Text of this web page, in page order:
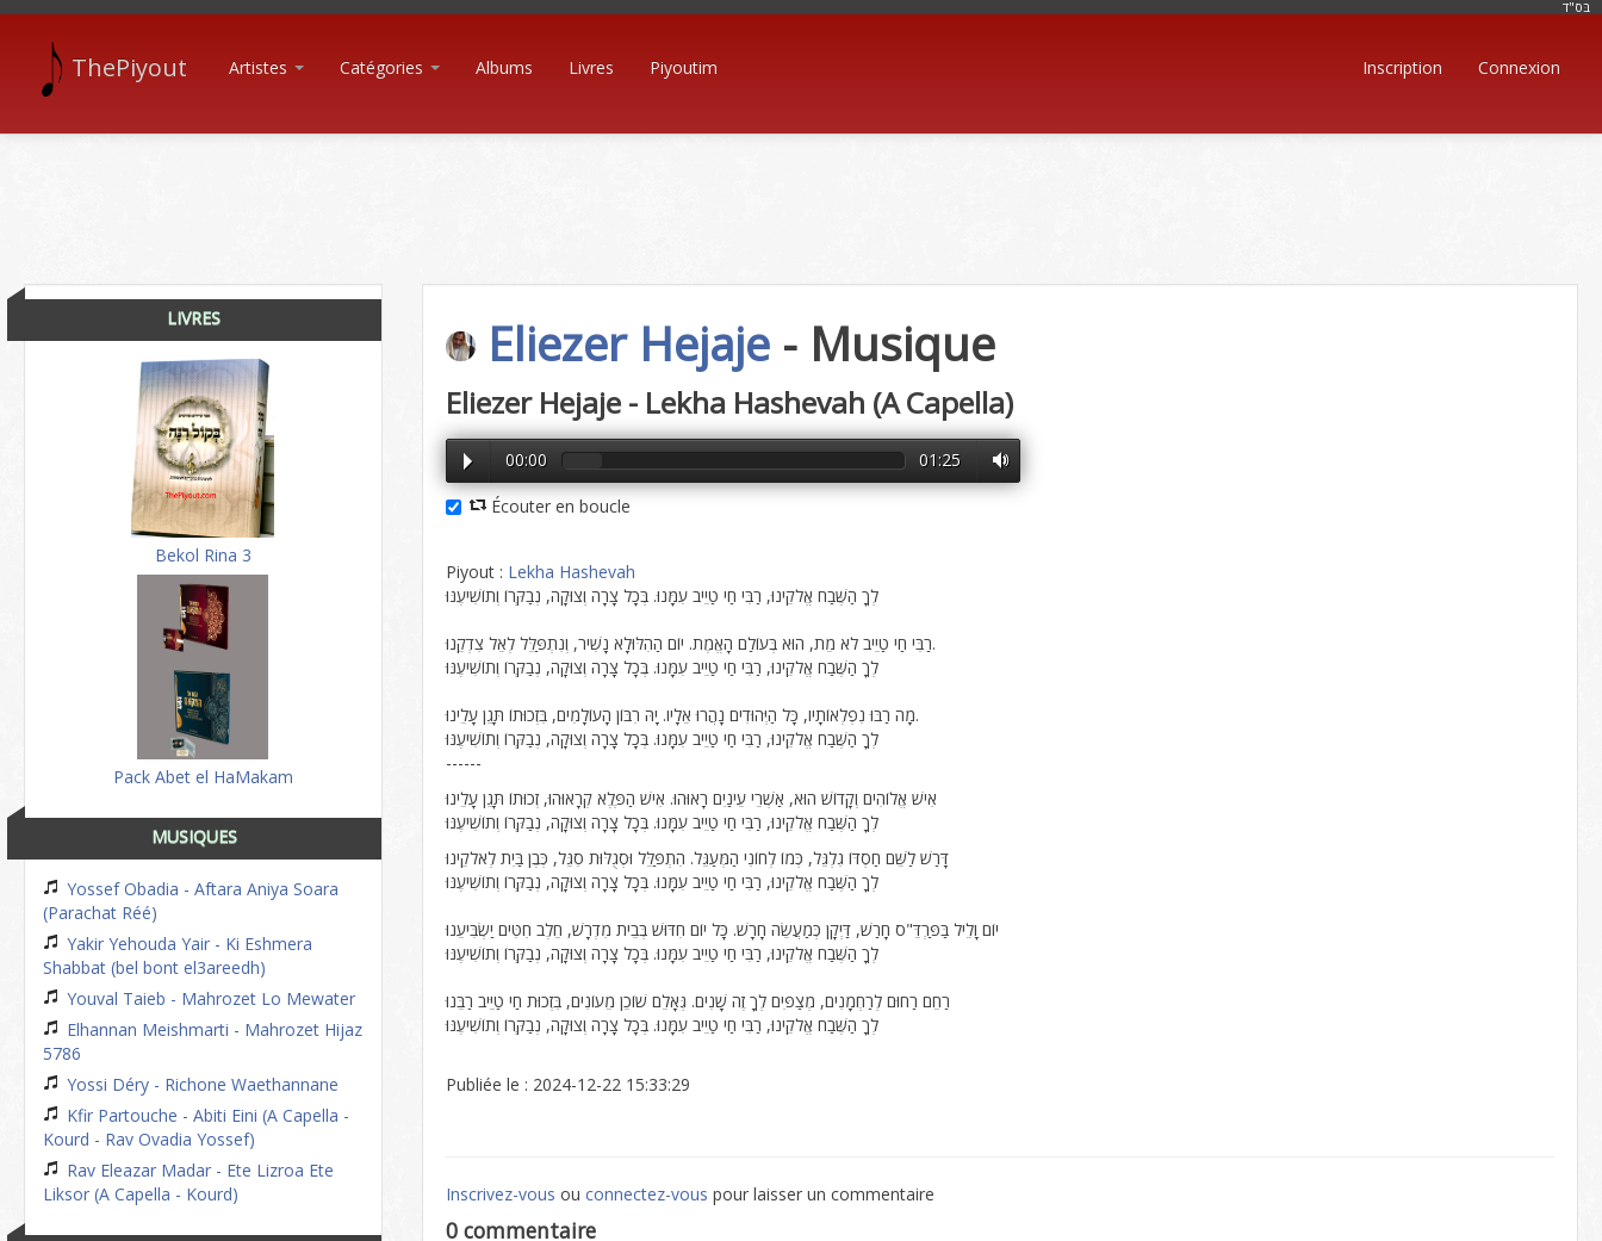
בּס"ד
ThePiyout Artistes Catégories Albums Livres Piyoutim Inscription Connexion
LIVRES
Bekol Rina 3
Pack Abet el HaMakam
MUSIQUES
Yossef Obadia - Aftara Aniya Soara
(Parachat Réé)
Yakir Yehouda Yair - Ki Eshmera
Shabbat (bel bont el3areedh)
Youval Taieb - Mahrozet Lo Mewater
Elhannan Meishmarti - Mahrozet Hijaz
5786
Yossi Déry - Richone Waethannane
Kfir Partouche - Abiti Eini (A Capella -
Kourd - Rav Ovadia Yossef)
Rav Eleazar Madar - Ete Lizroa Ete
Liksor (A Capella - Kourd)
Eliezer Hejaje - Musique
Eliezer Hejaje - Lekha Hashevah (A Capella)
00:00 01:25
Écouter en boucle
Piyout : Lekha Hashevah
לְךָ הַשֶּׁבַח אֱלֹקֵינוּ, רַבִּי חַי טַיֵיב עִמָּנוּ. בְּכָל צָרָה וְצוּקָה, נְבַקְּרוֹ וְתוֹשִׁיעֶנּוּ
רַבִּי חַי טַיֵיב לֹא מֵת, הוּא בְּעוֹלַם הָאֱמֶת. יוֹם הַהִלּוּלָא נָשִׁיר, וְנִתְפַּלֵּל לְאֵל צִדְקֵנוּ.
לְךָ הַשֶּׁבַח אֱלֹקֵינוּ, רַבִּי חַי טַיֵיב עִמָּנוּ. בְּכָל צָרָה וְצוּקָה, נְבַקְּרוֹ וְתוֹשִׁיעֶנּוּ
מָה רַבּוּ נִפְלְאוֹתָיו, כָּל הַיְּהוּדִים נָהֲרוּ אֵלָיו. יָהּ רִבּוֹן הָעוֹלָמִים, בִּזְכוּתוֹ תָּגֵן עָלֵינוּ.
לְךָ הַשֶּׁבַח אֱלֹקֵינוּ, רַבִּי חַי טַיֵיב עִמָּנוּ. בְּכָל צָרָה וְצוּקָה, נְבַקְּרוֹ וְתוֹשִׁיעֶנּוּ
------
אִישׁ אֱלוֹהִים וְקָדוֹשׁ הוּא, אַשְׁרֵי עֵינַיִם רָאוּהוּ. אִישׁ הַפֶּלֶא קְרָאוּהוּ, זְכוּתוֹ תָּגֵן עָלֵינוּ
לְךָ הַשֶּׁבַח אֱלֹקֵינוּ, רַבִּי חַי טַיֵיב עִמָּנוּ. בְּכָל צָרָה וְצוּקָה, נְבַקְּרוֹ וְתוֹשִׁיעֶנּוּ
דָּרַשׁ לַשֵּׁם חַסְדּוֹ גִלְגֵּל, כְּמוֹ לְחוֹנִי הַמְּעַגֵּל. הִתְפַּלֵּל וּסְגֻלּוּת סִגֵּל, כְּבֶן בַּיִת לְאלֹקֵינוּ
לְךָ הַשֶּׁבַח אֱלֹקֵינוּ, רַבִּי חַי טַיֵיב עִמָּנוּ. בְּכָל צָרָה וְצוּקָה, נְבַקְּרוֹ וְתוֹשִׁיעֶנּוּ
יוֹם וָלֵיל בַּפַּרְדֵּ"ס חָרַשׁ, דַּיְקָן כְּמַעֲשֵׂה חָרָשׁ. כָּל יוֹם חִדּוּשׁ בְּבֵית מִדְרָשׁ, חֵלֶב חִטִּים יַשְׂבִּיעֵנוּ
לְךָ הַשֶּׁבַח אֱלֹקֵינוּ, רַבִּי חַי טַיֵיב עִמָּנוּ. בְּכָל צָרָה וְצוּקָה, נְבַקְּרוֹ וְתוֹשִׁיעֶנּוּ
רַחֵם רַחוּם לְרַחְמָנִים, מְצַפִּים לְךָ זֶה שָׁנִים. גְּאָלֵם שׁוֹכֵן מֵעוֹנִים, בִּזְכוּת חַי טַיֵּיב רַבֵּנוּ
לְךָ הַשֶּׁבַח אֱלֹקֵינוּ, רַבִּי חַי טַיֵיב עִמָּנוּ. בְּכָל צָרָה וְצוּקָה, נְבַקְּרוֹ וְתוֹשִׁיעֶנּוּ
Publiée le : 2024-12-22 15:33:29
Inscrivez-vous ouconnectez-vous pour laisser un commentaire
0 commentaire